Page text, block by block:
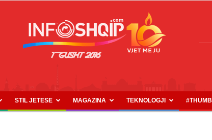
INFOSHQIP.COM
STIL JETESE MAGAZINA TEKNOLOGJI #THUMB